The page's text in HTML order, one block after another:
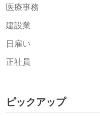
医療事務
建設業
日雇い
正社員
ピックアップ